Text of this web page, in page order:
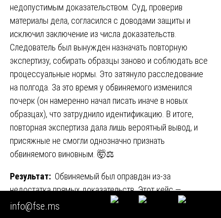
недопустимым доказательством. Суд, проверив
материалы дела, согласился с доводами защиты и
исключил заключение из числа доказательств.
Следователь был вынужден назначать повторную
экспертизу, собирать образцы заново и соблюдать все
процессуальные нормы. Это затянуло расследование
на полгода. За это время у обвиняемого изменился
почерк (он намеренно начал писать иначе в новых
образцах), что затруднило идентификацию. В итоге,
повторная экспертиза дала лишь вероятный вывод, и
присяжные не смогли однозначно признать
обвиняемого виновным. 🤯⚖️
Результат: Обвиняемый был оправдан из-за
недостатка прямых доказательств. Этот кейс —
классический пример того, как процессуальная
info@fse.ms